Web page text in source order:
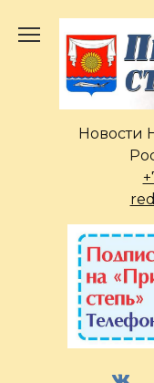
содержанию
Новости